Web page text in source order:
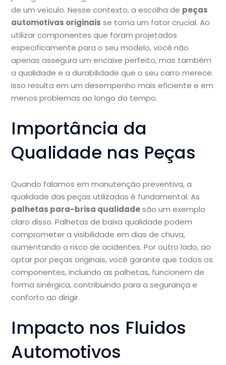
de um veículo. Nesse contexto, a escolha de peças
automotivas originais se torna um fator crucial. Ao
utilizar componentes que foram projetados
especificamente para o seu modelo, você não
apenas assegura um encaixe perfeito, mas também
a qualidade e a durabilidade que o seu carro merece.
Isso resulta em um desempenho mais eficiente e em
menos problemas ao longo do tempo.
Importância da
Qualidade nas Peças
Quando falamos em manutenção preventiva, a
qualidade das peças utilizadas é fundamental. As
palhetas para-brisa qualidadesão um exemplo
claro disso. Palhetas de baixa qualidade podem
comprometer a visibilidade em dias de chuva,
aumentando o risco de acidentes. Por outro lado, ao
optar por peças originais, você garante que todos os
componentes, incluindo as palhetas, funcionem de
forma sinérgica, contribuindo para a segurança e
conforto ao dirigir.
Impacto nos Fluidos
Automotivos